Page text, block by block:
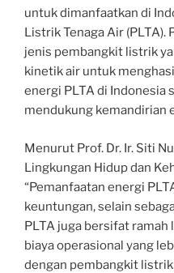
untuk dimanfaatkan di
Listrik Tenaga Air (PLTA).
jenis pembangkit listrik
kinetik air untuk
energi PLTA di Indonesia
mendukung kemandirian
Menurut Prof. Dr. Ir. Siti
Lingkungan Hidup dan
“Pemanfaatan energi
keuntungan, selain
PLTA juga bersifat
biaya operasional yang
dengan pembangkit